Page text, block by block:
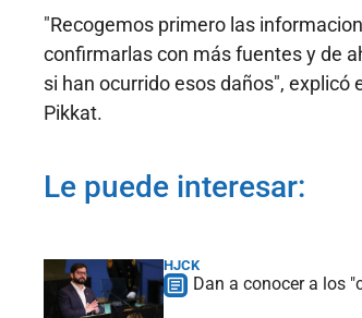
"Recogemos primero las
confirmarlas con más fuentes y de
si han ocurrido esos daños", explicó
Pikkat.
Le puede interesar:
HJCK
Dan a conocer a los